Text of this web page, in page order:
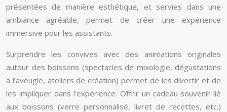
présentées de manière esthétique, et servies dans une
ambiance agréable, permet de créer une expérience
immersive pour les assistants.
Surprendre les convives avec des animations originales
autour des boissons (spectacles de mixologie, dégustations
à l’aveugle, ateliers de création) permet de les divertir et de
les impliquer dans l’expérience. Offrir un cadeau souvenir lié
aux boissons (verre personnalisé, livret de recettes, etc.)